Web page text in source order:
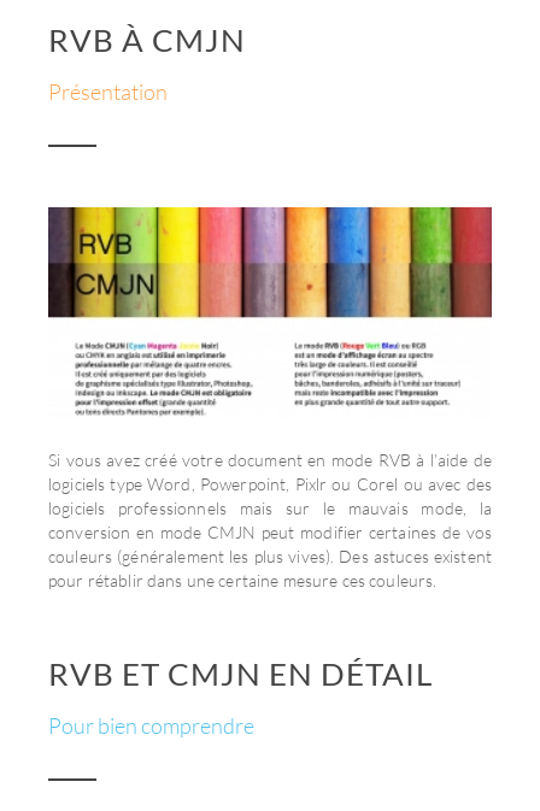
RVB À CMJN
Présentation
Si vous avez créé votre document en mode RVB à l’aide de
logiciels type Word, Powerpoint, Pixlr ou Corel ou avec des
logiciels professionnels mais sur le mauvais mode, la
conversion en mode CMJN peut modifier certaines de vos
couleurs (généralement les plus vives). Des astuces existent
pour rétablir dans une certaine mesure ces couleurs.
RVB ET CMJN EN DÉTAIL
Pour bien comprendre